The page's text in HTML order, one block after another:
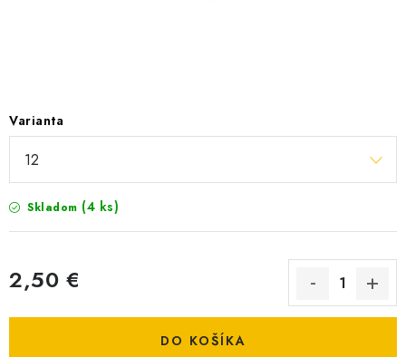
NA STUDENÚ VODU
OBCHODNÉ PODMIENKY
MOJA OBJEDNÁVKA
VRATKY - ODSTÚPENIE OD ZMLUVY - REKLAMACIU
Varianta
Skladom (4 ks)
2,50 €
DO KOŠÍKA